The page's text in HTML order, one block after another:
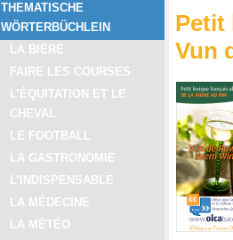
THEMATISCHE
WÖRTERBÜCHLEIN
LA BIÈRE
FAIRE LES COURSES
L’ÉQUITATION ET LE
CHEVAL
LE FOOTBALL
LA GASTRONOMIE
L’INDISPENSABLE
LA MÉDECINE
LA MÉTÉO
Petit
Vun